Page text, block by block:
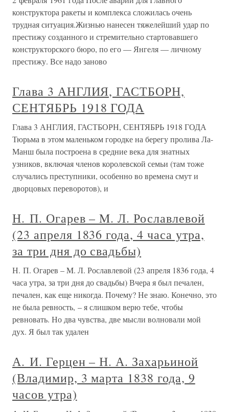
конструктора ракеты и комплекса сложилась очень
трудная ситуация.Жизнью нанесен тяжелейший удар по
престижу созданного и стремительно стартовавшего
конструкторского бюро, по его — Янгеля — личному
престижу. Все надо заново
Глава 3 АНГЛИЯ, ГАСТБОРН,
СЕНТЯБРЬ 1918 ГОДА
Глава 3 АНГЛИЯ, ГАСТБОРН, СЕНТЯБРЬ 1918 ГОДА
Тюрьма в этом маленьком городке на берегу пролива Ла-
Манш была построена в средние века для знатных
узников, включая членов королевской семьи (там тоже
случались преступники, особенно во времена смут и
дворцовых переворотов), и
Н. П. Огарев – M. Л. Рославлевой
(23 апреля 1836 года, 4 часа утра,
за три дня до свадьбы)
Н. П. Огарев – M. Л. Рославлевой (23 апреля 1836 года, 4
часа утра, за три дня до свадьбы) Вчера я был печален,
печален, как еще никогда. Почему? Не знаю. Конечно, это
не была ревность, – я слишком верю тебе, чтобы
ревновать. Но два чувства, две мысли волновали мой
дух. Я был так удален
А. И. Герцен – Н. А. Захарьиной
(Владимир, 3 марта 1838 года, 9
часов утра)